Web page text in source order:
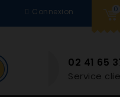
0
Connexion